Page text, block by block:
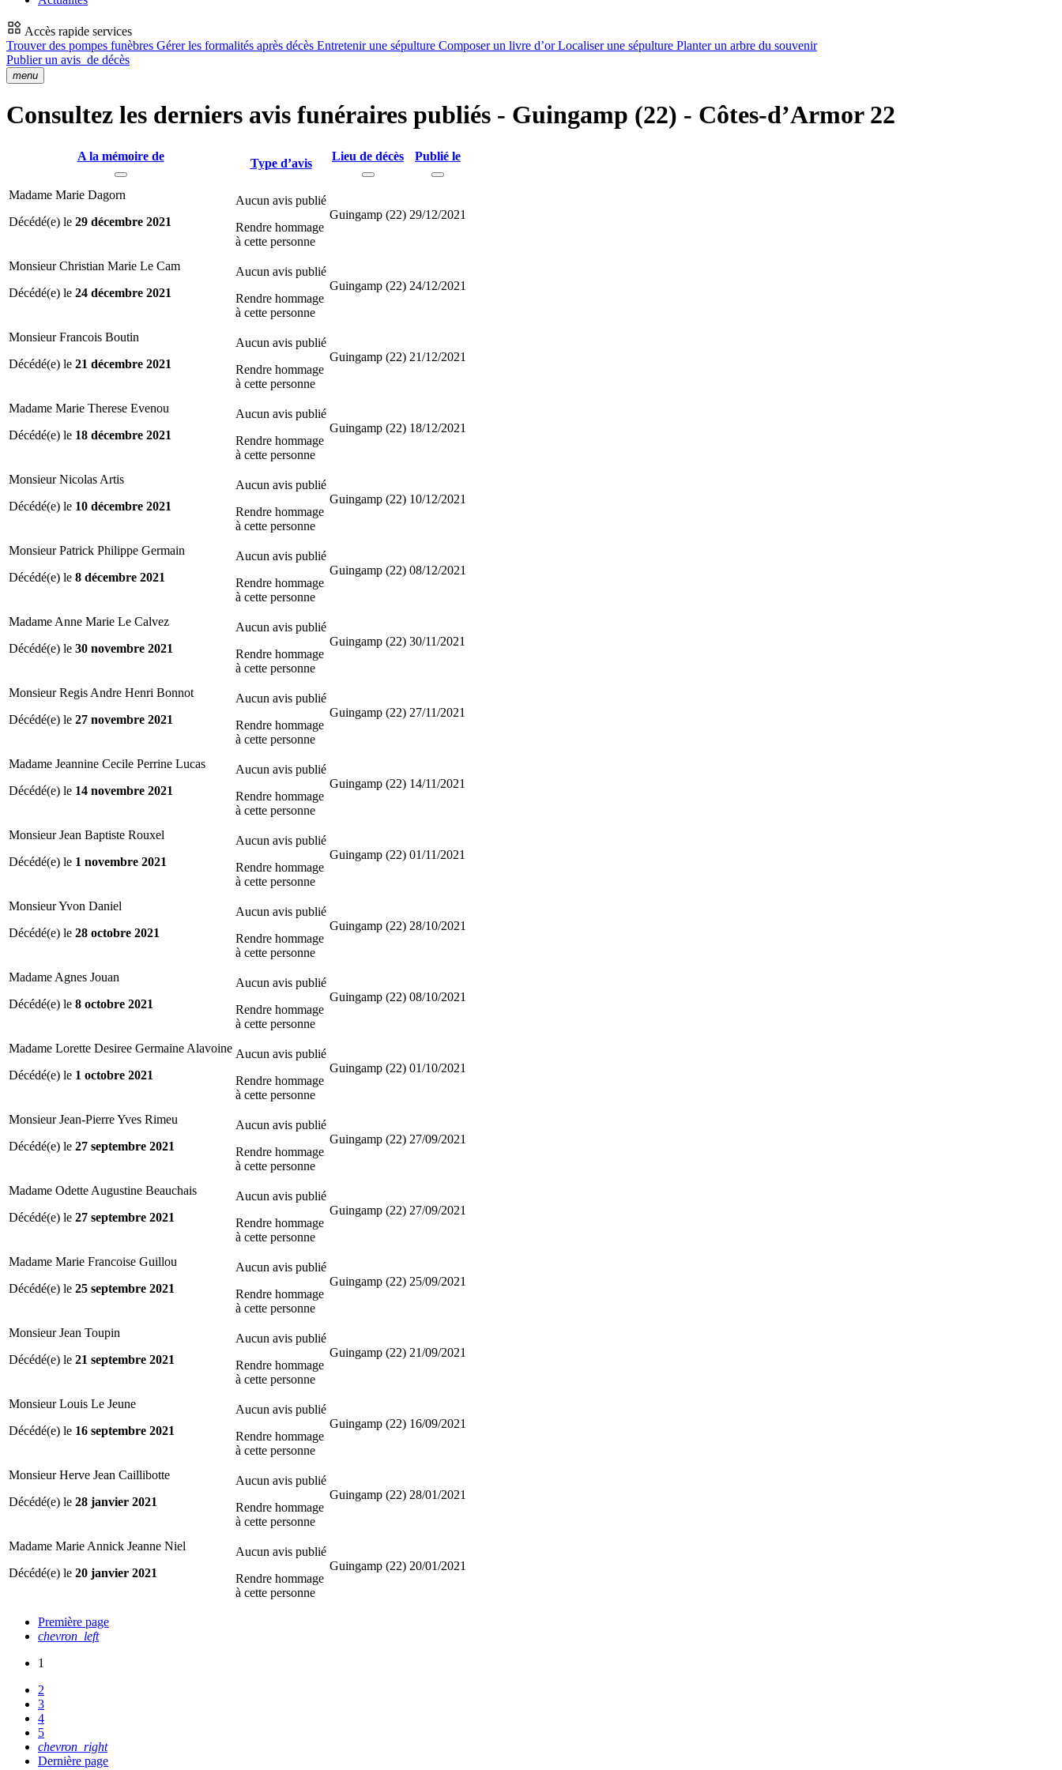
Accès rapide services
Trouver des pompes funèbres Gérer les formalités après décès Entretenir une sépulture Composer un livre d’orLocaliser une sépulture Planter un arbre du souvenir
Publier un avis de décès
menu
Consultez les derniers avis funéraires publiés - Guingamp (22) - Côtes-d’Armor 22
A la mémoire de
Type d’avis
Lieu de décès Publié le
Madame Marie Dagorn
Décédé(e) le 29 décembre 2021
Aucun avis publié
Rendre hommage
à cette personne
Guingamp (22) 29/12/2021
Monsieur Christian Marie Le Cam
Décédé(e) le 24 décembre 2021
Aucun avis publié
Rendre hommage
à cette personne
Guingamp (22) 24/12/2021
Monsieur Francois Boutin
Décédé(e) le 21 décembre 2021
Aucun avis publié
Rendre hommage
à cette personne
Guingamp (22) 21/12/2021
Madame Marie Therese Evenou
Décédé(e) le 18 décembre 2021
Aucun avis publié
Rendre hommage
à cette personne
Guingamp (22) 18/12/2021
Monsieur Nicolas Artis
Décédé(e) le 10 décembre 2021
Aucun avis publié
Rendre hommage
à cette personne
Guingamp (22) 10/12/2021
Monsieur Patrick Philippe Germain
Décédé(e) le 8 décembre 2021
Aucun avis publié
Rendre hommage
à cette personne
Guingamp (22) 08/12/2021
Madame Anne Marie Le Calvez
Décédé(e) le 30 novembre 2021
Aucun avis publié
Rendre hommage
à cette personne
Guingamp (22) 30/11/2021
Monsieur Regis Andre Henri Bonnot
Décédé(e) le 27 novembre 2021
Aucun avis publié
Rendre hommage
à cette personne
Guingamp (22) 27/11/2021
Madame Jeannine Cecile Perrine Lucas
Décédé(e) le 14 novembre 2021
Aucun avis publié
Rendre hommage
à cette personne
Guingamp (22) 14/11/2021
Monsieur Jean Baptiste Rouxel
Décédé(e) le 1 novembre 2021
Aucun avis publié
Rendre hommage
à cette personne
Guingamp (22) 01/11/2021
Monsieur Yvon Daniel
Décédé(e) le 28 octobre 2021
Aucun avis publié
Rendre hommage
à cette personne
Guingamp (22) 28/10/2021
Madame Agnes Jouan
Décédé(e) le 8 octobre 2021
Aucun avis publié
Rendre hommage
à cette personne
Guingamp (22) 08/10/2021
Madame Lorette Desiree Germaine Alavoine
Décédé(e) le 1 octobre 2021
Aucun avis publié
Rendre hommage
à cette personne
Guingamp (22) 01/10/2021
Monsieur Jean-Pierre Yves Rimeu
Décédé(e) le 27 septembre 2021
Aucun avis publié
Rendre hommage
à cette personne
Guingamp (22) 27/09/2021
Madame Odette Augustine Beauchais
Décédé(e) le 27 septembre 2021
Aucun avis publié
Rendre hommage
à cette personne
Guingamp (22) 27/09/2021
Madame Marie Francoise Guillou
Décédé(e) le 25 septembre 2021
Aucun avis publié
Rendre hommage
à cette personne
Guingamp (22) 25/09/2021
Monsieur Jean Toupin
Décédé(e) le 21 septembre 2021
Aucun avis publié
Rendre hommage
à cette personne
Guingamp (22) 21/09/2021
Monsieur Louis Le Jeune
Décédé(e) le 16 septembre 2021
Aucun avis publié
Rendre hommage
à cette personne
Guingamp (22) 16/09/2021
Monsieur Herve Jean Caillibotte
Décédé(e) le 28 janvier 2021
Aucun avis publié
Rendre hommage
à cette personne
Guingamp (22) 28/01/2021
Madame Marie Annick Jeanne Niel
Décédé(e) le 20 janvier 2021
Aucun avis publié
Rendre hommage
à cette personne
Guingamp (22) 20/01/2021
Première page
chevron_left
1
2
3
4
5
chevron_right
Dernière page